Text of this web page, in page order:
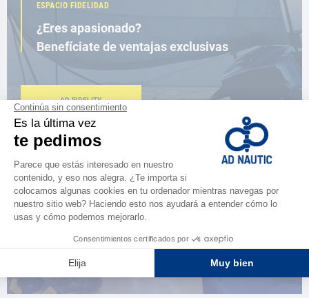
ESPACIO FIDELIDAD
¿Eres apasionado?
Benefíciate de ventajas exclusivas
AD FIDELITY
CERCA DE TI
150 tiendas en el mundo,
la fuerza de una red
ENCUENTRA UNA TIENDA